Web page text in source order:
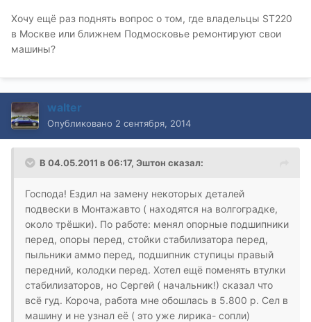
Хочу ещё раз поднять вопрос о том, где владельцы ST220
в Москве или ближнем Подмосковье ремонтируют свои
машины?
walter
Опубликовано 2 сентября, 2014
В 04.05.2011 в 06:17, Эштон сказал:
Господа! Ездил на замену некоторых деталей
подвески в Монтажавто ( находятся на волгоградке,
около трёшки). По работе: менял опорные подшипники
перед, опоры перед, стойки стабилизатора перед,
пыльники аммо перед, подшипник ступицы правый
передний, колодки перед. Хотел ещё поменять втулки
стабилизаторов, но Сергей ( начальник!) сказал что
всё гуд. Короча, работа мне обошлась в 5.800 р. Сел в
машину и не узнал её ( это уже лирика- сопли)